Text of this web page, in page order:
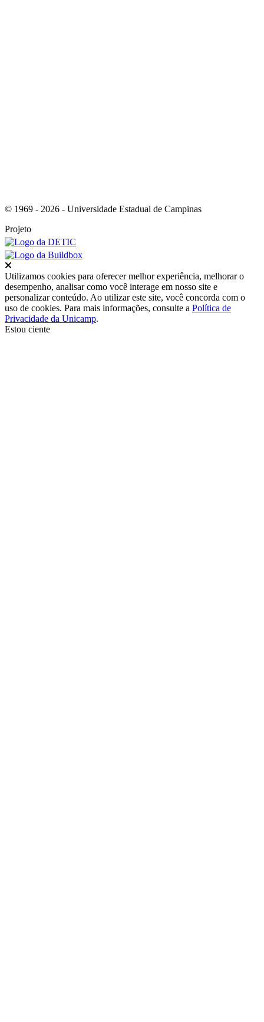
© 1969 - 2026 - Universidade Estadual de Campinas
Projeto
Utilizamos cookies para oferecer melhor experiência, melhorar o
desempenho, analisar como você interage em nosso site e
personalizar conteúdo. Ao utilizar este site, você concorda com o
uso de cookies. Para mais informações, consulte a Política de
Privacidade da Unicamp.
Estou ciente